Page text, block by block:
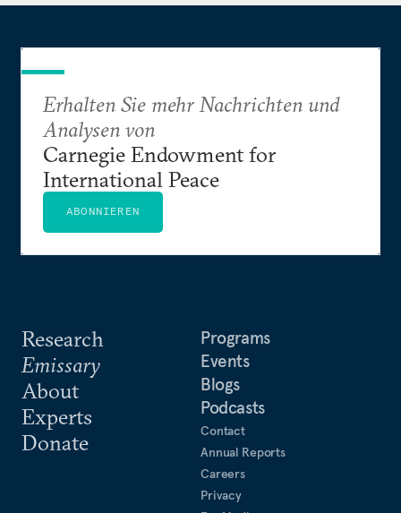
Research
Emissary
About
Experts
Donate
Programs
Events
Blogs
Podcasts
Contact
Annual Reports
Careers
Privacy
Erhalten Sie mehr Nachrichten und
Analysen von
Carnegie Endowment for
International Peace
ABONNIEREN